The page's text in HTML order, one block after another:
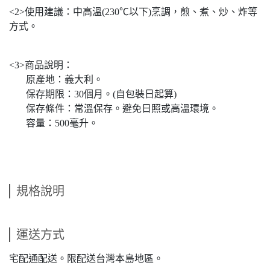
<2>使用建議：中高溫(230℃以下)烹調，煎、煮、炒、炸等
方式。
<3>商品說明：
原產地：義大利。
保存期限：30個月。(自包裝日起算)
保存條件：常溫保存。避免日照或高溫環境。
容量：500毫升。
規格說明
運送方式
宅配通配送。限配送台灣本島地區。